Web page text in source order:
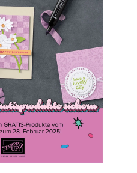
Januar 2025